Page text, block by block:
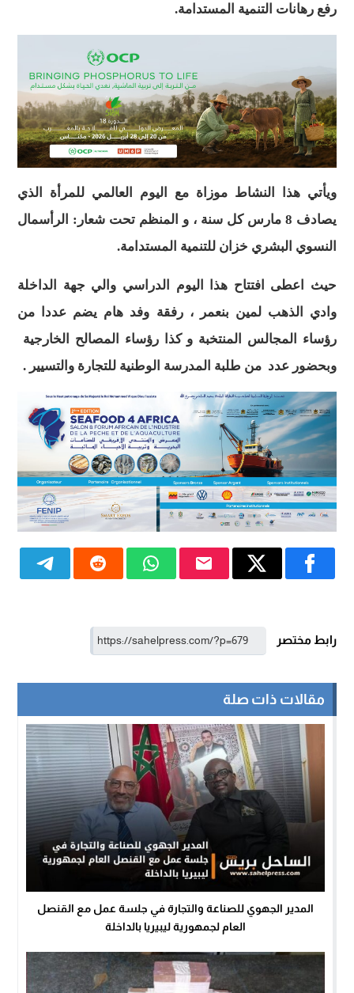
رفع رهانات التنمية المستدامة.
ويأتي هذا النشاط موزاة مع اليوم العالمي للمرأة الذي
يصادف 8 مارس كل سنة ، و المنظم تحت شعار: الرأسمال
النسوي البشري خزان للتنمية المستدامة.
حيث اعطى افتتاح هذا اليوم الدراسي والي جهة الداخلة
وادي الذهب لمين بنعمر ، رفقة وفد هام يضم عددا من
رؤساء المجالس المنتخبة و كذا رؤساء المصالح الخارجية
وبحضور عدد من طلبة المدرسة الوطنية للتجارة والتسيير .
رابط مختصر
مقالات ذات صلة
المدير الجهوي للصناعة والتجارة في جلسة عمل مع القنصل
العام لجمهورية ليبيريا بالداخلة